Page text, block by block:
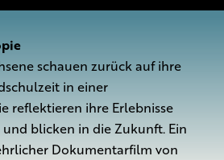
schauen zurück auf ihre
in einer
reflektieren ihre Erlebnisse
blicken in die Zukunft. Ein
Dokumentarfilm von